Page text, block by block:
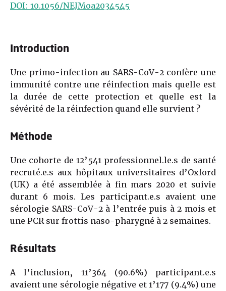
DOI: 10.1056/NEJMoa2034545
Introduction
Une primo-infection au SARS-CoV-2 confère une
immunité contre une réinfection mais quelle est
la durée de cette protection et quelle est la
sévérité de la réinfection quand elle survient ?
Méthode
Une cohorte de 12’541 professionnel.le.s de santé
recruté.e.s aux hôpitaux universitaires d’Oxford
(UK) a été assemblée à fin mars 2020 et suivie
durant 6 mois. Les participant.e.s avaient une
sérologie SARS-CoV-2 à l’entrée puis à 2 mois et
une PCR sur frottis naso-pharygné à 2 semaines.
Résultats
A l’inclusion, 11’364 (90.6%) participant.e.s
avaient une sérologie négative et 1’177 (9.4%) une